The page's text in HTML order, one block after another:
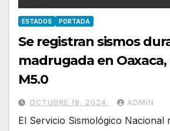
ESTADOS PORTADA
Se registran sismos
madrugada en
M5.0
OCTUBRE 18, 2024 ADMIN
El Servicio Sismológico Nacional